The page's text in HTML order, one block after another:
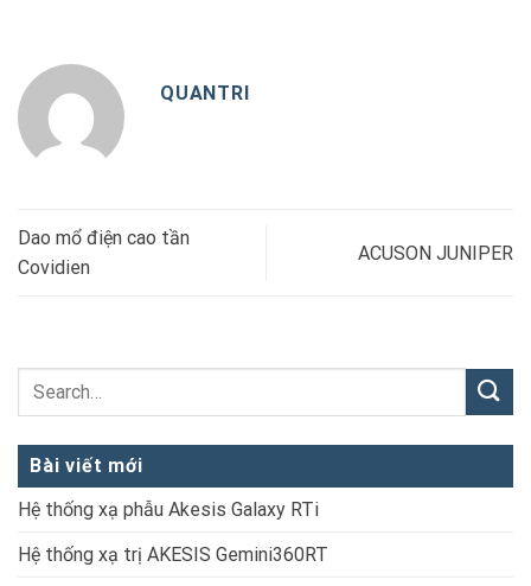
QUANTRI
Dao mổ điện cao tần
Covidien
ACUSON JUNIPER
Bài viết mới
Hệ thống xạ phẫu Akesis Galaxy RTi
Hệ thống xạ trị AKESIS Gemini360RT